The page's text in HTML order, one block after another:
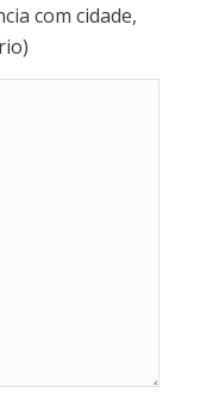
com cidade,